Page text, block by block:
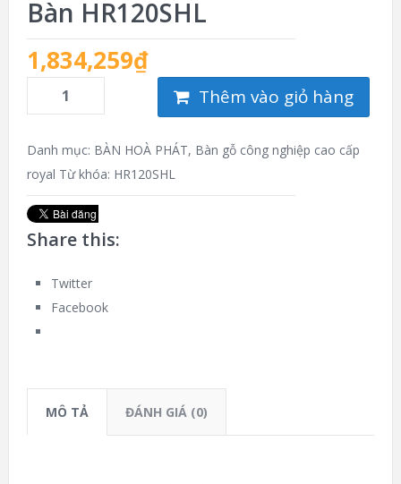
Bàn HR120SHL
1,834,259₫
Thêm vào giỏ hàng
Danh mục: BÀN HOÀ PHÁT, Bàn gỗ công nghiệp cao cấp
royal Từ khóa: HR120SHL
Share this:
Twitter
Facebook
MÔ TẢ ĐÁNH GIÁ (0)